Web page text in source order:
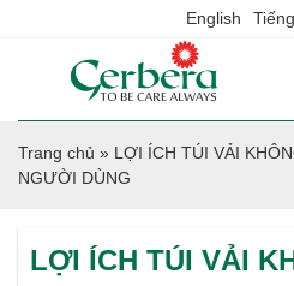
English
Trang chủ » LỢI ÍCH TÚI VẢI
NGƯỜI DÙNG
LỢI ÍCH TÚI VẢI